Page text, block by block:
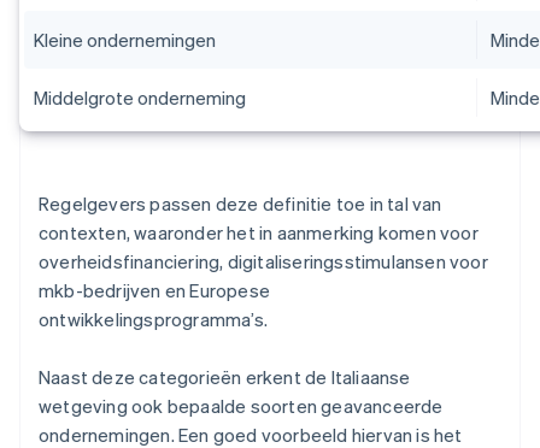
Kleine ondernemingen
Middelgrote onderneming
Regelgevers passen deze definitie toe in tal van
contexten, waaronder het in aanmerking komen voor
overheidsfinanciering, digitaliseringsstimulansen voor
mkb-bedrijven en Europese
ontwikkelingsprogramma’s.
Naast deze categorieën erkent de Italiaanse
wetgeving ook bepaalde soorten geavanceerde
ondernemingen. Een goed voorbeeld hiervan is het